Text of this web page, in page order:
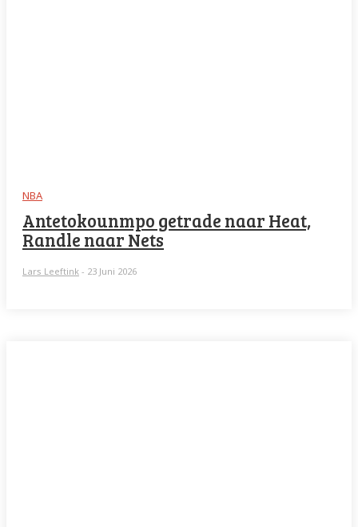
NBA
Antetokounmpo getrade naar Heat,
Randle naar Nets
Lars Leeftink - 23 Juni 2026